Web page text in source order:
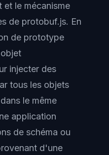
le mécanisme
de protobuf.js. En
de prototype
injecter des
tous les objets
le même
application
de schéma ou
d'une